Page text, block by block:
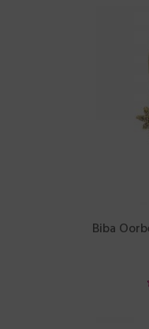
Biba